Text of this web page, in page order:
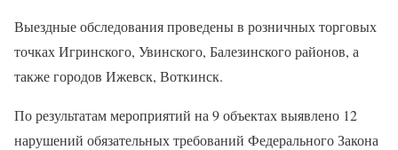
Выездные обследования проведены в розничных торговых
точках Игринского, Увинского, Балезинского районов, а
также городов Ижевск, Воткинск.
По результатам мероприятий на 9 объектах выявлено 12
нарушений обязательных требований Федерального Закона